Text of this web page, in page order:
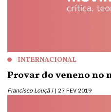
INTERNACIONAL
Provar do veneno no
Francisco Louçã | 27 FEV 2019